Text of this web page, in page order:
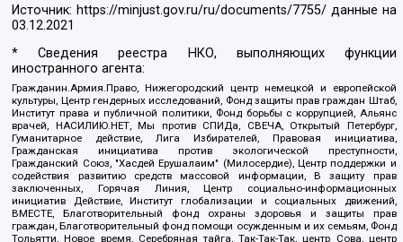
Источник: https://minjust.gov.ru/ru/documents/7755/ данные на
03.12.2021
* Сведения реестра НКО, выполняющих функции
иностранного агента:
Гражданин.Армия.Право, Нижегородский центр немецкой и европейской
культуры, Центр гендерных исследований, Фонд защиты прав граждан Штаб,
Институт права и публичной политики, Фонд борьбы с коррупцией, Альянс
врачей, НАСИЛИЮ.НЕТ, Мы против СПИДа, СВЕЧА, Открытый Петербург,
Гуманитарное действие, Лига Избирателей, Правовая инициатива,
Гражданская инициатива против экологической преступности,
Гражданский Союз, "Хасдей Ерушалаим" (Милосердие), Центр поддержки и
содействия развитию средств массовой информации, В защиту прав
заключенных, Горячая Линия, Центр социально-информационных
инициатив Действие, Институт глобализации и социальных движений,
ВМЕСТЕ, Благотворительный фонд охраны здоровья и защиты прав
граждан, Благотворительный фонд помощи осужденным и их семьям, Фонд
Тольятти, Новое время, Серебряная тайга, Так-Так-Так, центр Сова, центр